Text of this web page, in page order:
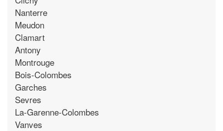
Nanterre
Meudon
Clamart
Antony
Montrouge
Bois-Colombes
Garches
Sevres
La-Garenne-Colombes
Vanves